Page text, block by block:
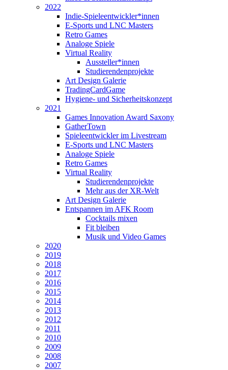
2022
Indie-Spieleentwickler*innen
E-Sports und LNC Masters
Retro Games
Analoge Spiele
Virtual Reality
Aussteller*innen
Studierendenprojekte
Art Design Galerie
TradingCardGame
Hygiene- und Sicherheitskonzept
2021
Games Innovation Award Saxony
GatherTown
Spieleentwickler im Livestream
E-Sports und LNC Masters
Analoge Spiele
Retro Games
Virtual Reality
Studierendenprojekte
Mehr aus der XR-Welt
Art Design Galerie
Entspannen im AFK Room
Cocktails mixen
Fit bleiben
Musik und Video Games
2020
2019
2018
2017
2016
2015
2014
2013
2012
2011
2010
2009
2008
2007